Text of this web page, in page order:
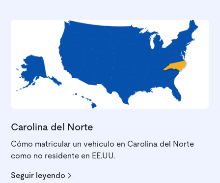
Carolina del Norte
Cómo matricular un vehículo en Carolina del Norte
como no residente en EE.UU.
Seguir leyendo